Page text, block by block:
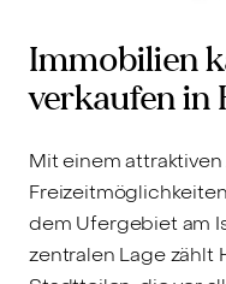
Immobilien
verkaufen in
Mit einem
dem Ufergebiet am
zentralen Lage zählt